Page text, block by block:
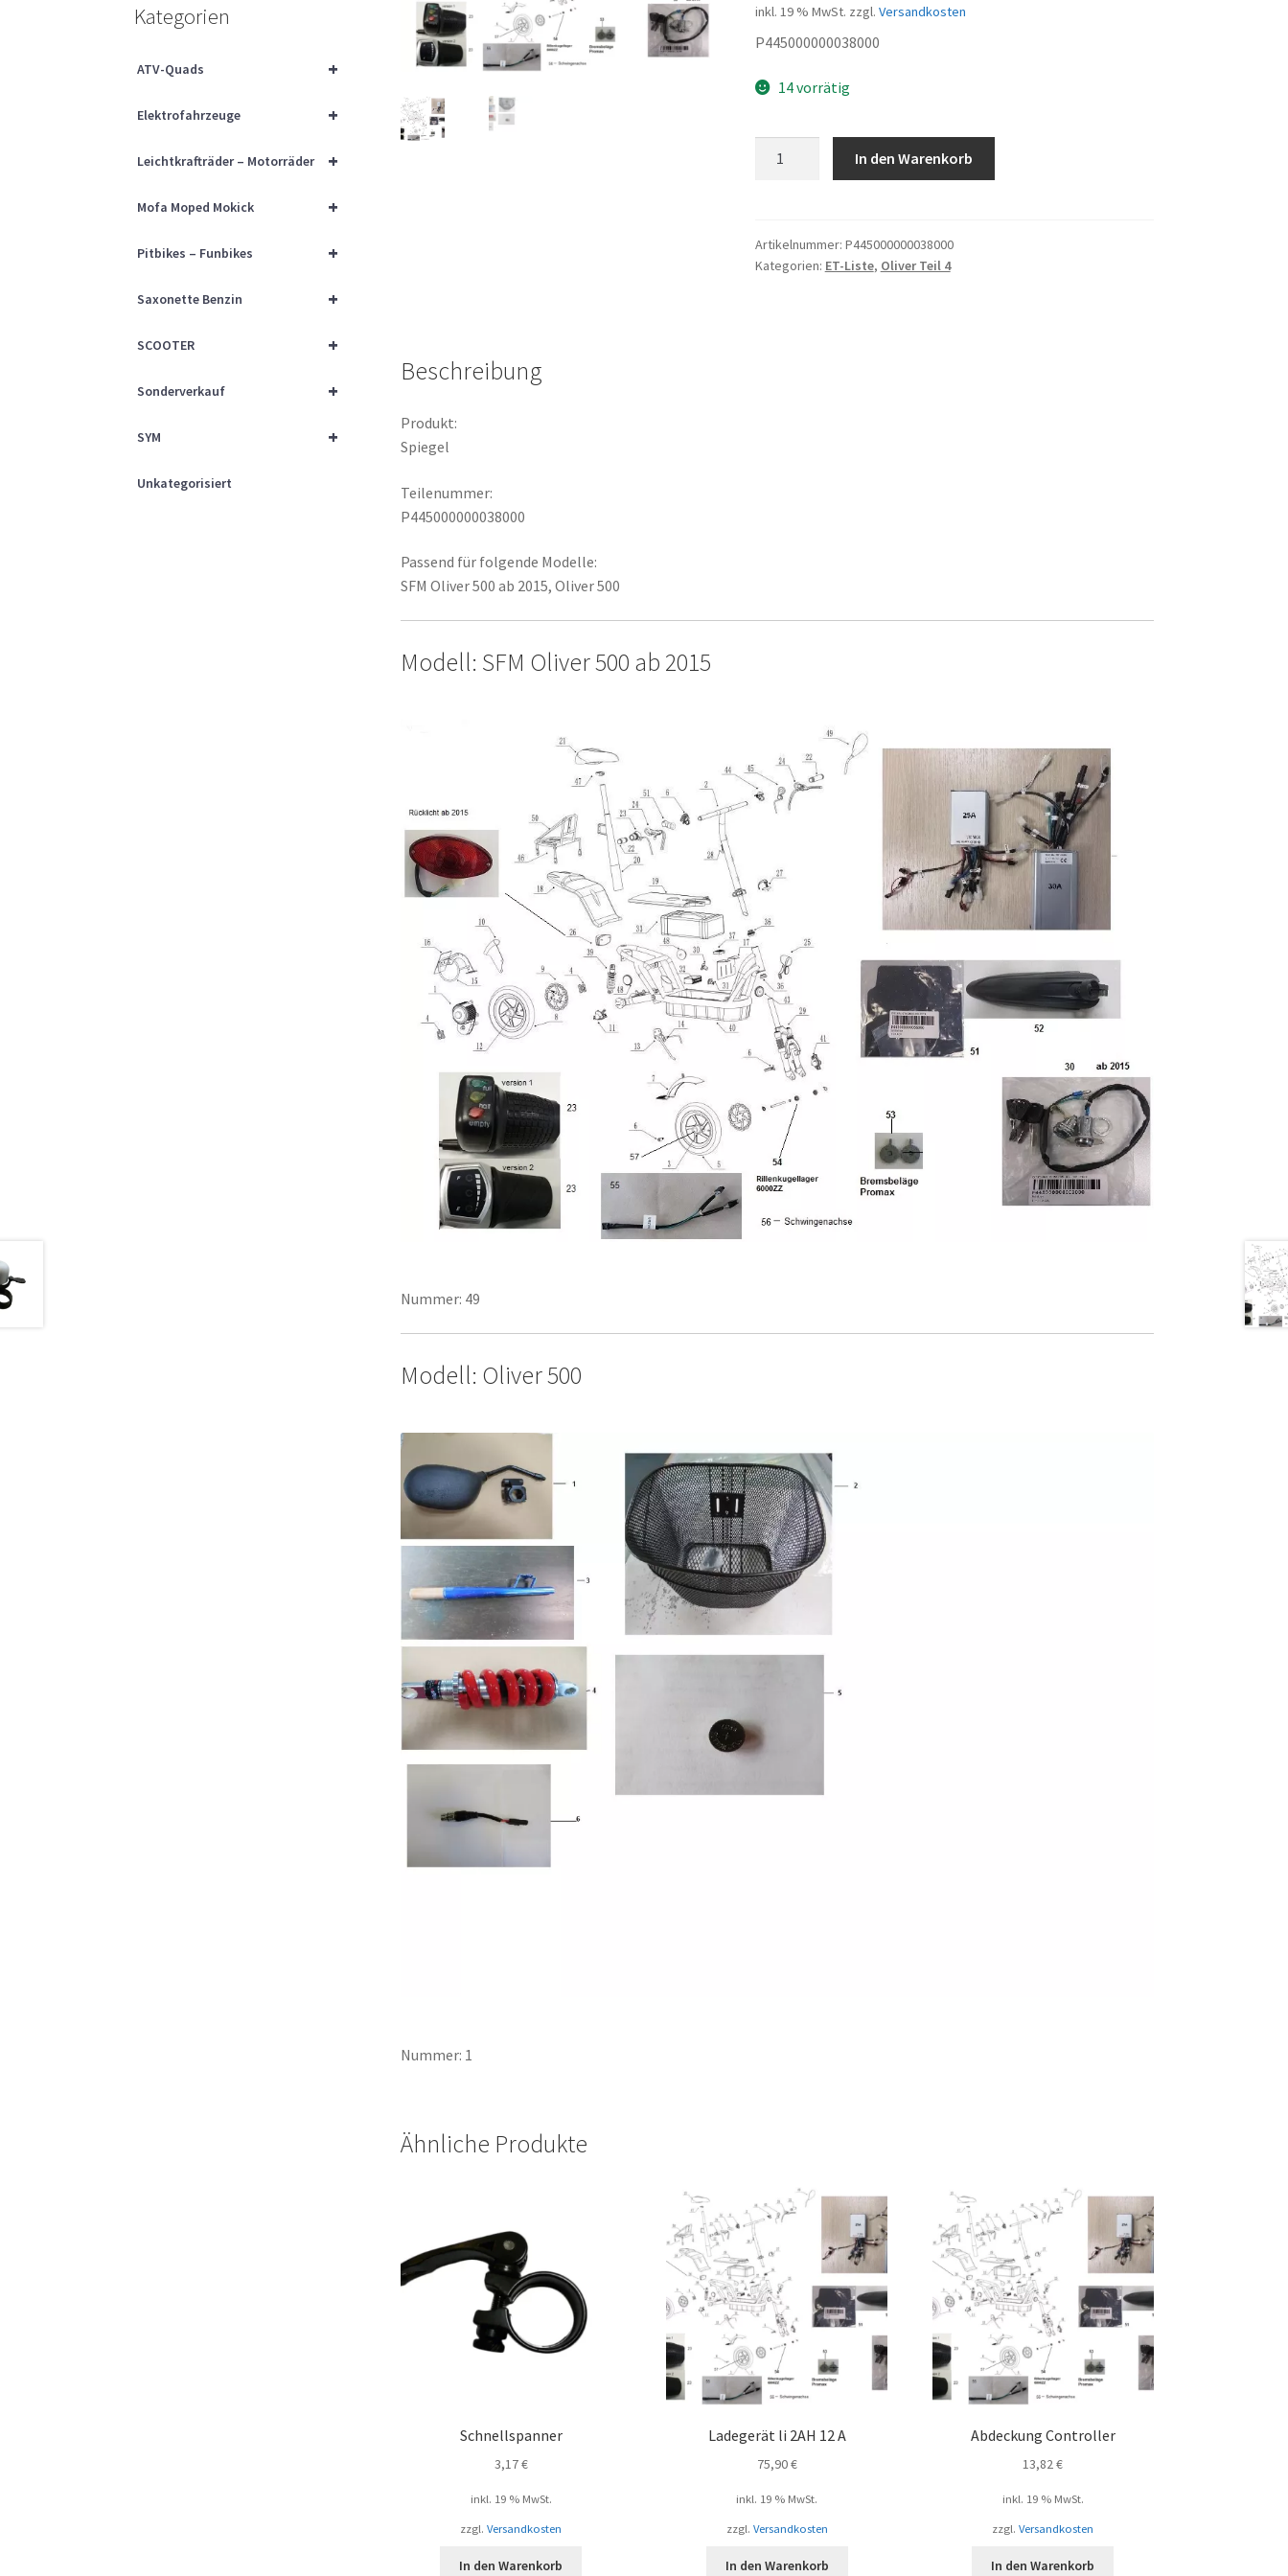
inkl. 19 % MwSt. zzgl. Versandkosten
P445000000038000
14 vorrätig
In den Warenkorb
Artikelnummer: P445000000038000
Kategorien: ET-Liste, Oliver Teil 4
Beschreibung
Produkt:
Spiegel
Teilenummer:
P445000000038000
Passend für folgende Modelle:
SFM Oliver 500 ab 2015, Oliver 500
Modell: SFM Oliver 500 ab 2015
Nummer: 49
Modell: Oliver 500
Nummer: 1
Ähnliche Produkte
Schnellspanner
3,17€
inkl. 19 % MwSt.
zzgl.Versandkosten
In den Warenkorb
Ladegerät li 2AH 12 A
75,90€
inkl. 19 % MwSt.
zzgl. Versandkosten
In den Warenkorb
Abdeckung Controller
13,82€
inkl. 19 % MwSt.
zzgl.Versandkosten
In den Warenkorb
Kategorien
+
ATV-Quads
+
Elektrofahrzeuge
+
Leichtkrafträder – Motorräder
+
Mofa Moped Mokick
+
Pitbikes – Funbikes
+
Saxonette Benzin
+
SCOOTER
+
Sonderverkauf
+
SYM
Unkategorisiert